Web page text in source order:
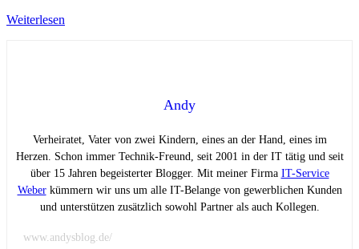
Weiterlesen
Andy
Verheiratet, Vater von zwei Kindern, eines an der Hand, eines im
Herzen. Schon immer Technik-Freund, seit 2001 in der IT tätig und seit
über 15 Jahren begeisterter Blogger. Mit meiner Firma IT-Service
Weberkümmern wir uns um alle IT-Belange von gewerblichen Kunden
und unterstützen zusätzlich sowohl Partner als auch Kollegen.
www.andysblog.de/